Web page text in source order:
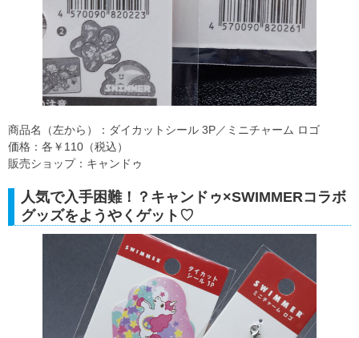
商品名（左から）：ダイカットシール 3P／ミニチャーム ロゴ
価格：各￥110（税込）
販売ショップ：キャンドゥ
人気で入手困難！？キャンドゥ×SWIMMERコラボ
グッズをようやくゲット♡